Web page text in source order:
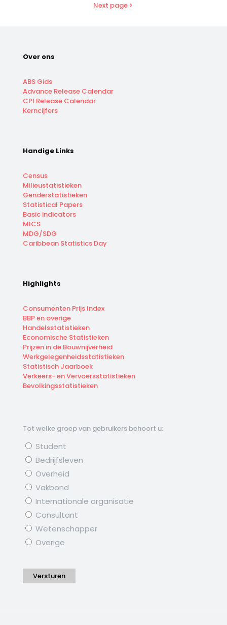
Next page
Over ons
ABS Gids
Advance Release Calendar
CPI Release Calendar
Kerncijfers
Handige Links
Census
Milieustatistieken
Genderstatistieken
Statistical Papers
Basic indicators
MICS
MDG/SDG
Caribbean Statistics Day
Highlights
Consumenten Prijs Index
BBP en overige
Handelsstatistieken
Economische Statistieken
Prijzen in de Bouwnijverheid
Werkgelegenheidsstatistieken
Statistisch Jaarboek
Verkeers- en Vervoersstatistieken
Bevolkingsstatistieken
Tot welke groep van gebruikers behoort u:
Student
Bedrijfsleven
Overheid
Vakbond
Internationale organisatie
Consultant
Wetenschapper
Overige
Versturen